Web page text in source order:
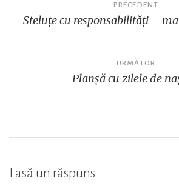
în
PRECEDENT
Steluțe cu responsabilități –
URMĂTOR
Planșă cu zilele de
Lasă un răspuns